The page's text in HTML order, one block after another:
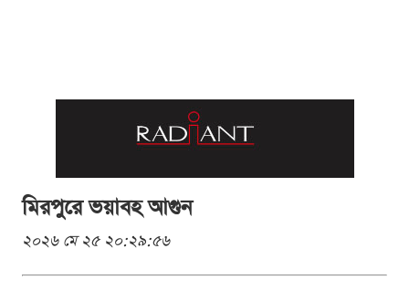
মিরপুরে ভয়াবহ আগুন
২০২৬ মে ২৫ ২০:২৯:৫৬